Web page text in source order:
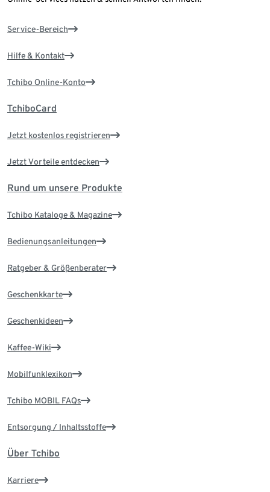
Service-Bereich
Hilfe & Kontakt
Tchibo Online-Konto
TchiboCard
Jetzt kostenlos registrieren
Jetzt Vorteile entdecken
Rund um unsere Produkte
Tchibo Kataloge & Magazine
Bedienungsanleitungen
Ratgeber & Größenberater
Geschenkkarte
Geschenkideen
Kaffee-Wiki
Mobilfunklexikon
Tchibo MOBIL FAQs
Entsorgung / Inhaltsstoffe
Über Tchibo
Karriere